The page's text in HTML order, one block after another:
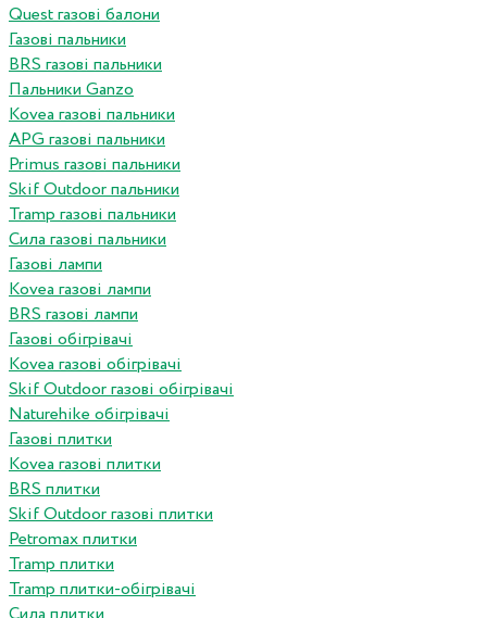
Quest газові балони
Газові пальники
BRS газові пальники
Пальники Ganzo
Kovea газові пальники
APG газові пальники
Primus газові пальники
Skif Outdoor пальники
Tramp газові пальники
Сила газові пальники
Газові лампи
Kovea газові лампи
BRS газові лампи
Газові обігрівачі
Kovea газові обігрівачі
Skif Outdoor газові обігрівачі
Naturehike обігрівачі
Газові плитки
Kovea газові плитки
BRS плитки
Skif Outdoor газові плитки
Petromax плитки
Tramp плитки
Tramp плитки-обігрівачі